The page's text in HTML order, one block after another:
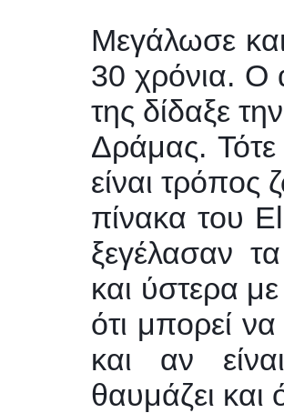
Μεγάλωσε
30 χρόνια. Ο
της δίδαξε
Δράμας. Τότε
είναι τρόπος
πίνακα του
ξεγέλασαν
και ύστερα
ότι μπορεί
και αν
θαυμάζει και